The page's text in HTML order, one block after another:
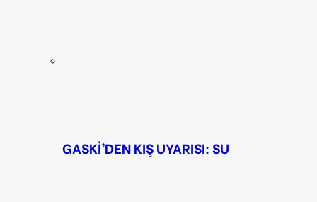
GASKİ’DEN KIŞ UYARISI: SU